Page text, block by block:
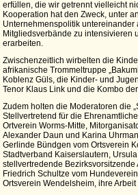
erfüllen, die wir getrennt vielleicht
Kooperation hat den Zweck, unter
Unternehmenspolitik
Mitgliedsverbände zu intensivieren
erarbeiten.
Zwischenzeitlich wirbelten die
afrikanische Trommeltruppe
Koblenz Güls, die Kinder- und
Tenor Klaus Link und die Kombo
Zudem holten die Moderatoren die
Stellvertretend für die
Ortverein Worms-Mitte,
Alexander Daun und Karina
Gerlinde Bündgen vom Ortsverein
Stadtverband Kaiserslautern,
stellvertredende
Friedrich Schultze vom
Ortsverein Wendelsheim, ihre Arbeit